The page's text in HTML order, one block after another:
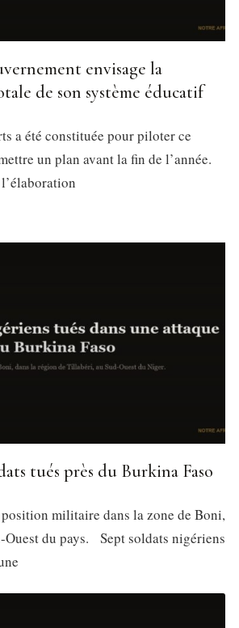
envisage la
de son système éducatif
a été constituée pour piloter ce
un plan avant la fin de l’année.
tués près du Burkina Faso
position militaire dans la zone de Boni,
du pays. Sept soldats nigériens